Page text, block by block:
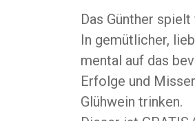
Das Günther
In gemütlicher,
mental auf das
Erfolge und
Glühwein trinken.